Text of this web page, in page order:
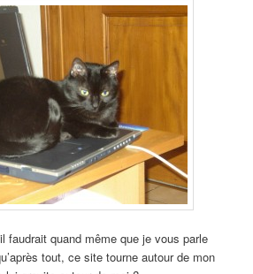
faudrait quand même que je vous parle
tout, ce site tourne autour de mon